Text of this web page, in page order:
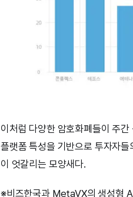
이처럼 다양한 암호화폐들이 주
플랫폼 특성을 기반으로 투자자
이 엇갈리는 모양새다.
※비즈한국과 MetaVX의 생성형